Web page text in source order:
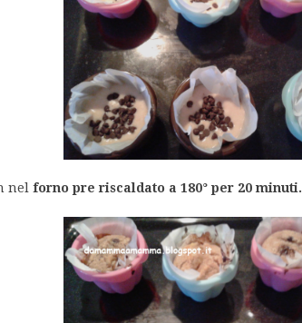
nel forno pre riscaldato a 180° per 20 minuti.